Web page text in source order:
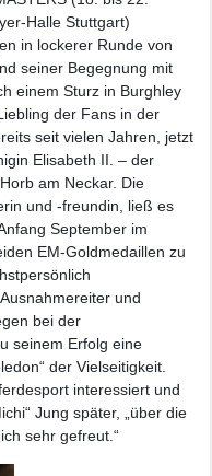
Halle Stuttgart)
in lockerer Runde von
seiner Begegnung mit
einem Sturz in Burghley
der Fans in der
seit vielen Jahren, jetzt
Elisabeth II. – der
am Neckar. Die
und -freundin, ließ es
September im
EM-Goldmedaillen zu
und
bei der
seinem Erfolg eine
der Vielseitigkeit.
interessiert und
Jung später, „über die
sehr gefreut.“